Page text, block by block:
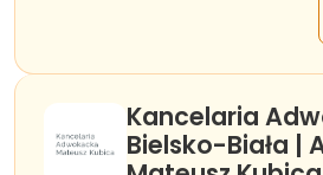
Kancelaria
Bielsko-Biała |